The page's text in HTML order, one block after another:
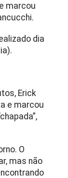
marcou
dia
Erick
e marcou
O
mas não